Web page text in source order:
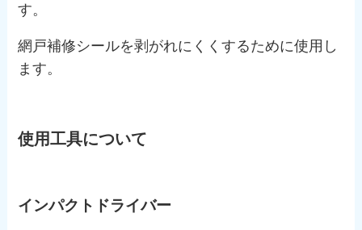
す。
網戸補修シールを剥がれにくくするために使用し
ます。
使用工具について
インパクトドライバー